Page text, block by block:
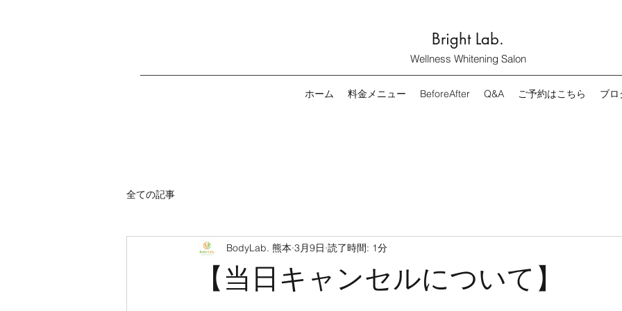
Bright Lab.
Wellness Whitening Salon
ホーム 料金メニュー BeforeAfter Q&A ご予約はこちら ブロ
全ての記事
【当日キャンセルについて】
BodyLab. 熊本 3月9日 読了時間: 1分